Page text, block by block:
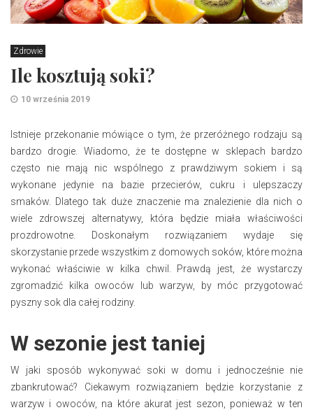
Zdrowie
Ile kosztują soki?
10 września 2019
Istnieje przekonanie mówiące o tym, że przeróżnego rodzaju są
bardzo drogie. Wiadomo, że te dostępne w sklepach bardzo
często nie mają nic wspólnego z prawdziwym sokiem i są
wykonane jedynie na bazie przecierów, cukru i ulepszaczy
smaków. Dlatego tak duże znaczenie ma znalezienie dla nich o
wiele zdrowszej alternatywy, która będzie miała właściwości
prozdrowotne. Doskonałym rozwiązaniem wydaje się
skorzystanie przede wszystkim z domowych soków, które można
wykonać właściwie w kilka chwil. Prawdą jest, że wystarczy
zgromadzić kilka owoców lub warzyw, by móc przygotować
pyszny sok dla całej rodziny.
W sezonie jest taniej
W jaki sposób wykonywać soki w domu i jednocześnie nie
zbankrutować? Ciekawym rozwiązaniem będzie korzystanie z
warzyw i owoców, na które akurat jest sezon, ponieważ w ten